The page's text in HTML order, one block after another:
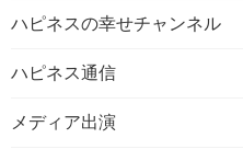
ハピネスの幸せチャンネル
ハピネス通信
メディア出演